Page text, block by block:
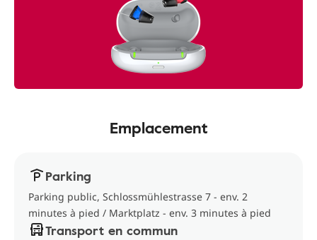
Emplacement
Parking
Parking public, Schlossmühlestrasse 7 - env. 2
minutes à pied / Marktplatz - env. 3 minutes à pied
Transport en commun